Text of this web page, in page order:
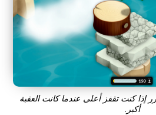
كنت تقفز أعلى عندما كانت العقبة
أكبر.